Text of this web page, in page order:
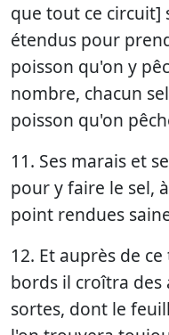
que tout ce circuit]
étendus pour
poisson qu'on y
nombre, chacun
poisson qu'on
11. Ses marais et
pour y faire le sel,
point rendues
12. Et auprès de
bords il croîtra
sortes, dont le